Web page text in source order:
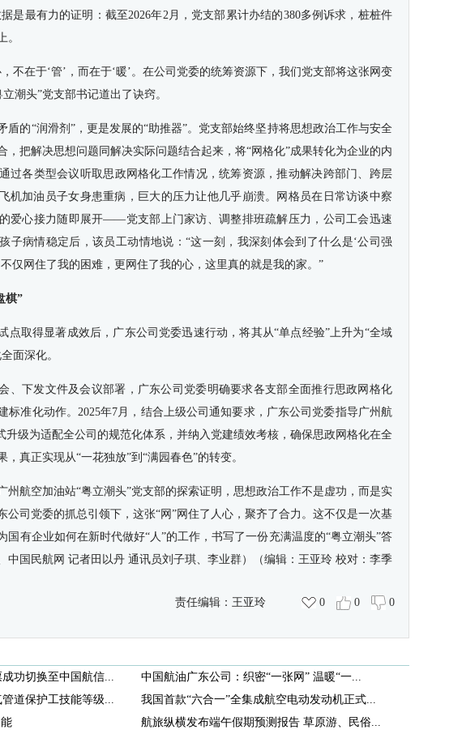
是最有力的证明：截至2026年2月，党支部累计办结的380多例诉求，桩桩件
。
不在于‘管’，而在于‘暖’。在公司党委的统筹资源下，我们党支部将这张网变
潮头”党支部书记道出了诀窍。
盾的“润滑剂”，更是发展的“助推器”。党支部始终坚持将思想政治工作与安全
，把解决思想问题同解决实际问题结合起来，将“网格化”成果转化为企业的内
过各类型会议听取思政网格化工作情况，统筹资源，推动解决跨部门、跨层
机加油员子女身患重病，巨大的压力让他几乎崩溃。网格员在日常访谈中察
爱心接力随即展开——党支部上门家访、调整排班疏解压力，公司工会迅速
子病情稳定后，该员工动情地说：“这一刻，我深刻体会到了什么是‘公司强
仅网住了我的困难，更网住了我的心，这里真的就是我的家。”
棋”
点取得显著成效后，广东公司党委迅速行动，将其从“单点经验”上升为“全域
面深化。
、下发文件及会议部署，广东公司党委明确要求各支部全面推行思政网格化
标准化动作。2025年7月，结合上级公司通知要求，广东公司党委指导广州航
升级为适配全公司的规范化体系，并纳入党建绩效考核，确保思政网格化在全
真正实现从“一花独放”到“满园春色”的转变。
州航空加油站“粤立潮头”党支部的探索证明，思想政治工作不是虚功，而是实
公司党委的抓总引领下，这张“网”网住了人心，聚齐了合力。这不仅是一次基
国有企业如何在新时代做好“人”的工作，书写了一份充满温度的“粤立潮头”答
中国民航网 记者田以丹 通讯员刘子琪、李业群）（编辑：王亚玲 校对：李季
责任编辑： 王亚玲 0 0 0
功切换至中国航信...
道保护工技能等级...
中国航油广东公司：织密“一张网” 温暖“一...
我国首款“六合一”全集成航空电动发动机正式...
航旅纵横发布端午假期预测报告 草原游、民俗...